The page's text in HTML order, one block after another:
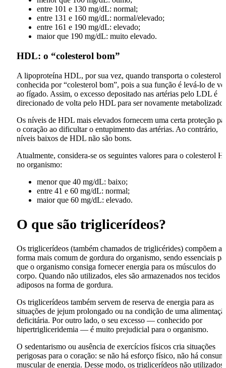
entre 101 e 130 mg/dL: normal;
entre 131 e 160 mg/dL: normal/elevado;
entre 161 e 190 mg/dL: elevado;
maior que 190 mg/dL: muito elevado.
HDL: o “colesterol bom”
A lipoproteína HDL, por sua vez, quando transporta o colesterol é
conhecida por “colesterol bom”, pois a sua função é levá-lo de
ao fígado. Assim, o excesso depositado nas artérias pelo LDL é
direcionado de volta pelo HDL para ser novamente metabolizado.
Os níveis de HDL mais elevados fornecem uma certa proteção
o coração ao dificultar o entupimento das artérias. Ao contrário,
níveis baixos de HDL não são bons.
Atualmente, considera-se os seguintes valores para o colesterol
no organismo:
menor que 40 mg/dL: baixo;
entre 41 e 60 mg/dL: normal;
maior que 60 mg/dL: elevado.
O que são triglicerídeos?
Os triglicerídeos (também chamados de triglicérides) compõem a
forma mais comum de gordura do organismo, sendo essenciais
que o organismo consiga fornecer energia para os músculos do
corpo. Quando não utilizados, eles são armazenados nos tecidos
adiposos na forma de gordura.
Os triglicerídeos também servem de reserva de energia para as
situações de jejum prolongado ou na condição de uma
deficitária. Por outro lado, o seu excesso — conhecido por
hipertrigliceridemia — é muito prejudicial para o organismo.
O sedentarismo ou ausência de exercícios físicos cria situações
perigosas para o coração: se não há esforço físico, não há
muscular de energia. Desse modo, os triglicerídeos não utilizados